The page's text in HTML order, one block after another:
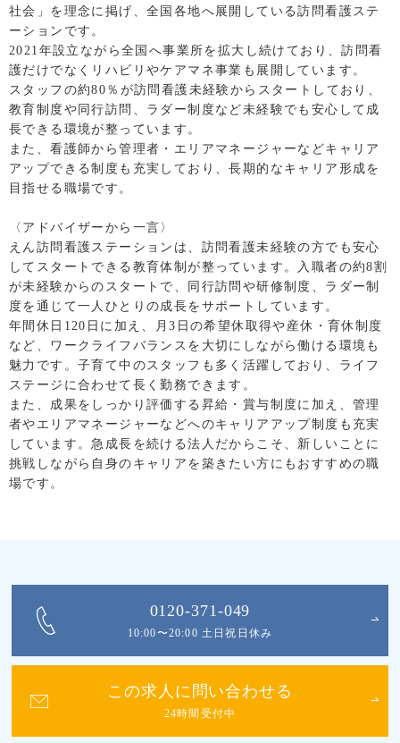
社会」を理念に掲げ、全国各地へ展開している訪問看護ステ
ーションです。
2021年設立ながら全国へ事業所を拡大し続けており、訪問看
護だけでなくリハビリやケアマネ事業も展開しています。
スタッフの約80％が訪問看護未経験からスタートしており、
教育制度や同行訪問、ラダー制度など未経験でも安心して成
長できる環境が整っています。
また、看護師から管理者・エリアマネージャーなどキャリア
アップできる制度も充実しており、長期的なキャリア形成を
目指せる職場です。
〈アドバイザーから一言〉
えん訪問看護ステーションは、訪問看護未経験の方でも安心
してスタートできる教育体制が整っています。入職者の約8割
が未経験からのスタートで、同行訪問や研修制度、ラダー制
度を通じて一人ひとりの成長をサポートしています。
年間休日120日に加え、月3日の希望休取得や産休・育休制度
など、ワークライフバランスを大切にしながら働ける環境も
魅力です。子育て中のスタッフも多く活躍しており、ライフ
ステージに合わせて長く勤務できます。
また、成果をしっかり評価する昇給・賞与制度に加え、管理
者やエリアマネージャーなどへのキャリアアップ制度も充実
しています。急成長を続ける法人だからこそ、新しいことに
挑戦しながら自身のキャリアを築きたい方にもおすすめの職
場です。
0120-371-049
10:00〜20:00 土日祝日休み
この求人に問い合わせる
24時間受付中